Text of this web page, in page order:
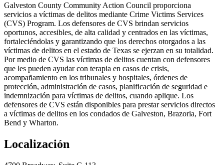
Galveston County Community Action Council proporciona
servicios a víctimas de delitos mediante Crime Victims Services
(CVS) Program. Los defensores de CVS brindan servicios
oportunos, accesibles, de alta calidad y centrados en las víctimas,
fortaleciéndolas y garantizando que los derechos otorgados a las
víctimas de delitos en el estado de Texas se ejerzan en su totalidad.
Por medio de CVS las víctimas de delitos cuentan con defensores
que les pueden ayudar con terapia en casos de crisis,
acompañamiento en los tribunales y hospitales, órdenes de
protección, administración de casos, planificación de seguridad e
indemnización para víctimas de delitos, cuando aplique. Los
defensores de CVS están disponibles para prestar servicios directos
a víctimas de delitos en los condados de Galveston, Brazoria, Fort
Bend y Wharton.
Localización